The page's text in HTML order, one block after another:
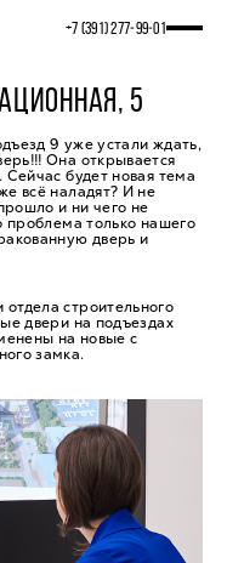
+7 (391) 277‒99‒01
5
9 уже устали ждать,
Она открывается
будет новая тема
всё наладят? И не
и ни чего не
проблема только нашего
дверь и
строительного
двери на подъездах
на новые с
замка.